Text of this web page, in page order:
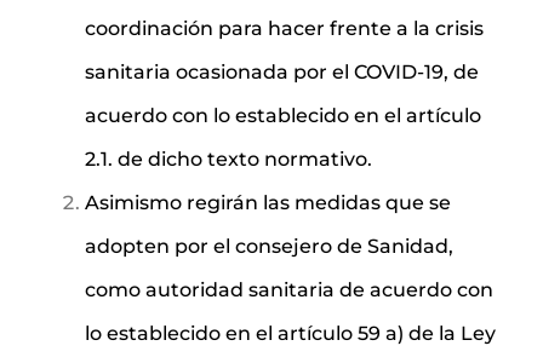
coordinación para hacer frente a la crisis
sanitaria ocasionada por el COVID-19, de
acuerdo con lo establecido en el artículo
2.1. de dicho texto normativo.
Asimismo regirán las medidas que se
adopten por el consejero de Sanidad,
como autoridad sanitaria de acuerdo con
lo establecido en el artículo 59 a) de la Ley